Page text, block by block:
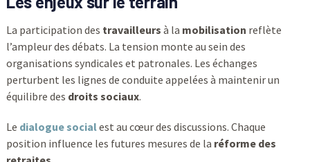
La participation des travailleurs à la mobilisation reflète
l’ampleur des débats. La tension monte au sein des
organisations syndicales et patronales. Les échanges
perturbent les lignes de conduite appelées à maintenir un
équilibre des droits sociaux.
Le dialogue socialest au cœur des discussions. Chaque
position influence les futures mesures de la réforme des